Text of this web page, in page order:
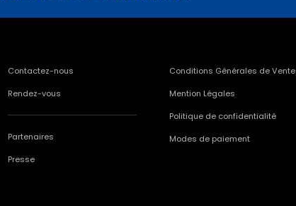
Contactez-nous
Rendez-vous
Partenaires
Presse
Conditions Générales de Vente
Mention Légales
Politique de confidentialité
Modes de paiement